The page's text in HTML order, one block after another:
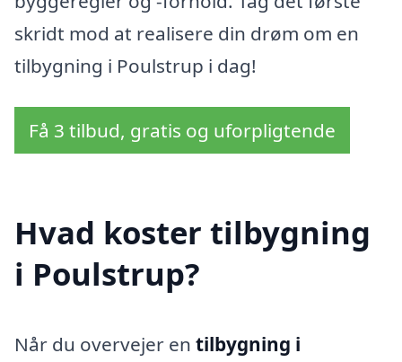
skridt mod at realisere din drøm om en
tilbygning i Poulstrup i dag!
Få 3 tilbud, gratis og uforpligtende
Hvad koster tilbygning
i Poulstrup?
Når du overvejer en tilbygning i